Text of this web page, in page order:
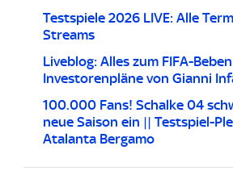
Testspiele 2026 LIVE: Alle
Streams
Liveblog: Alles zum FIFA-
Investorenpläne von Gianni
100.000 Fans! Schalke 04
neue Saison ein || Testspiel-
Atalanta Bergamo